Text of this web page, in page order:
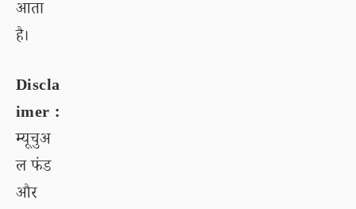
आता
है।
Discla
imer :
म्यूचुअ
ल फंड
और